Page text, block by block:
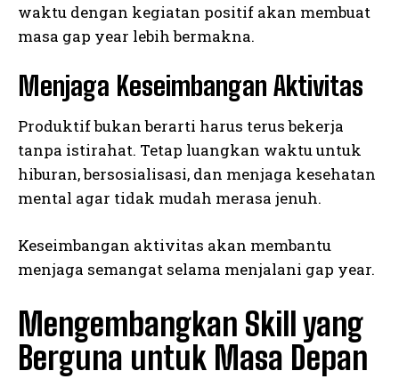
waktu dengan kegiatan positif akan membuat
masa gap year lebih bermakna.
Menjaga Keseimbangan Aktivitas
Produktif bukan berarti harus terus bekerja
tanpa istirahat. Tetap luangkan waktu untuk
hiburan, bersosialisasi, dan menjaga kesehatan
mental agar tidak mudah merasa jenuh.
Keseimbangan aktivitas akan membantu
menjaga semangat selama menjalani gap year.
Mengembangkan Skill yang
Berguna untuk Masa Depan